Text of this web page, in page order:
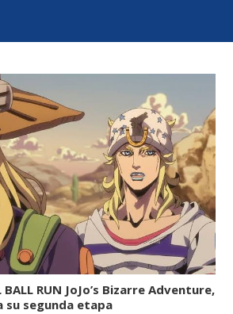
BALL RUN JoJo’s Bizarre Adventure,
segunda etapa